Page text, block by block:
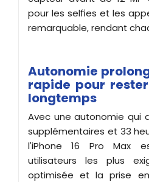
pour les selfies et les
remarquable, rendant
Autonomie
rapide pour
longtemps
Avec une autonomie qui
supplémentaires et 33
l'iPhone 16 Pro Max
utilisateurs les plus
optimisée et la prise